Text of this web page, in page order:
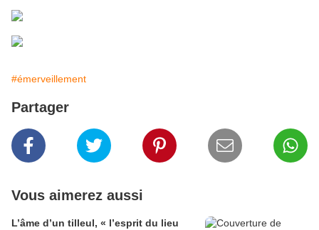
#émerveillement
Partager
Vous aimerez aussi
L’âme d’un tilleul, « l’esprit du lieu